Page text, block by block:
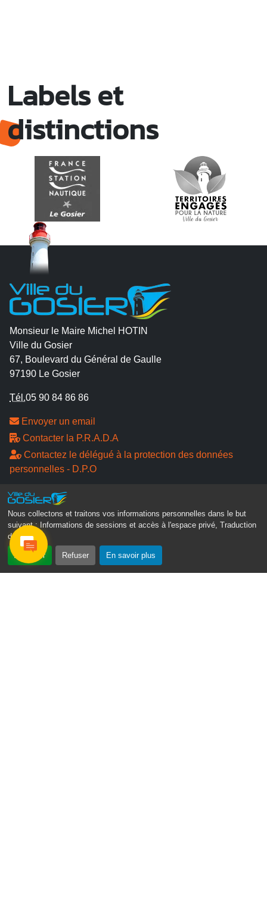
Nous collectons et traitons vos informations personnelles dans le but
suivant :
Informations de sessions et accès à l'espace privé, Traduction
des pages .
Accepter Refuser En savoir plus
Labels et
distinctions
Monsieur le Maire Michel HOTIN
Ville du Gosier
67, Boulevard du Général de Gaulle
97190 Le Gosier
Tél.05 90 84 86 86
Envoyer un email
Contacter la P.R.A.D.A
Contactez le délégué à la protection des données
personnelles - D.P.O
Suivez-nous